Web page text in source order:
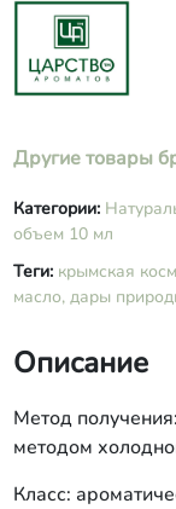
Другие товары
Категории:
объем 10 мл
Теги: крымская
масло, дары
Описание
Метод
методом
Класс: